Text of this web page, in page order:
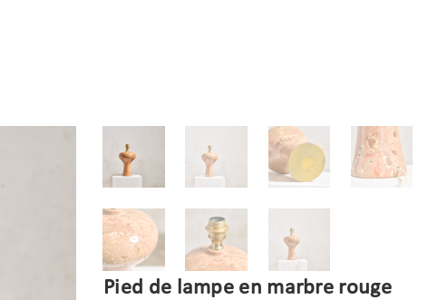
Pied de lampe en marbre rouge